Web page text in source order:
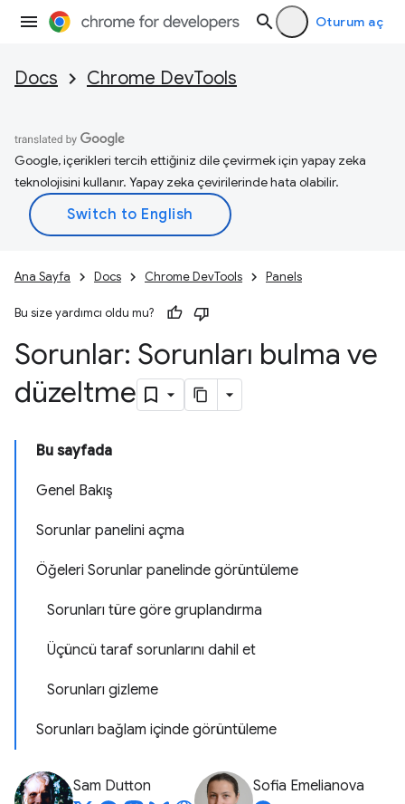
Oturum aç
Docs Chrome DevTools
Google, içerikleri tercih ettiğiniz dile çevirmek için yapay zeka
teknolojisini kullanır. Yapay zeka çevirilerinde hata olabilir.
Ana Sayfa Docs Chrome DevTools Panels
Bu size yardımcı oldu mu?
Sorunlar: Sorunları bulma ve
düzeltme
Bu sayfada
Genel Bakış
Sorunlar panelini açma
Öğeleri Sorunlar panelinde görüntüleme
Sorunları türe göre gruplandırma
Üçüncü taraf sorunlarını dahil et
Sorunları gizleme
Sorunları bağlam içinde görüntüleme
Sam Dutton Sofia Emelianova